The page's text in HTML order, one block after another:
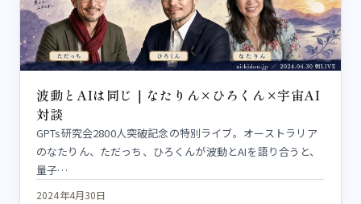
波動とAIは同じ｜なたりん×ひろくん×宇宙AI
対談
GPTs研究会2800人突破記念の特別ライブ。オーストラリア
のなたりん、ただっち、ひろくんが波動とAIを語り合うと、
量子…
2024年4月30日